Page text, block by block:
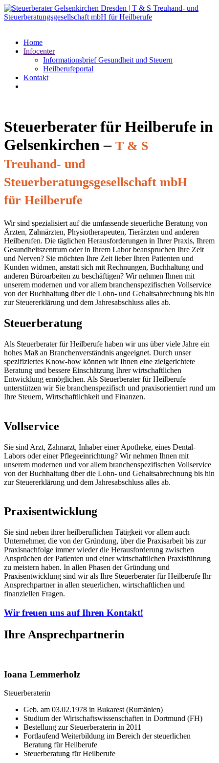
Home
Infocenter
Informationsbrief Gesundheit und Steuern
Heilberufeportal
Kontakt
Steuerberater für Heilberufe in
Gelsenkirchen – T & S
Treuhand- und
Steuerberatungsgesellschaft mbH
für Heilberufe
Wir sind spezialisiert auf die umfassende steuerliche Beratung von
Ärzten, Zahnärzten, Physiotherapeuten, Tierärzten und anderen
Heilberufen. Die täglichen Herausforderungen in Ihrer Praxis, Ihrem
Gesundheitszentrum oder in Ihrem Labor beanspruchen Ihre Zeit
und Nerven? Sie möchten Ihre Zeit lieber Ihren Patienten und
Kunden widmen, anstatt sich mit Rechnungen, Buchhaltung und
anderen Büroarbeiten zu beschäftigen? Wir nehmen Ihnen mit
unserem modernen und vor allem branchenspezifischen Vollservice
von der Buchhaltung über die Lohn- und Gehaltsabrechnung bis hin
zur Steuererklärung und dem Jahresabschluss alles ab.
Steuerberatung
Als Steuerberater für Heilberufe haben wir uns über viele Jahre ein
hohes Maß an Branchenverständnis angeeignet. Durch unser
spezifiziertes Know-how können wir Ihnen eine zielgerichtete
Beratung und bessere Einschätzung Ihrer wirtschaftlichen
Entwicklung ermöglichen. Als Steuerberater für Heilberufe
unterstützen wir Sie branchenspezifisch und praxisorientiert rund um
Ihre Steuern, Wirtschaftlichkeit und Finanzen.
Vollservice
Sie sind Arzt, Zahnarzt, Inhaber einer Apotheke, eines Dental-
Labors oder einer Pflegeeinrichtung? Wir nehmen Ihnen mit
unserem modernen und vor allem branchenspezifischen Vollservice
von der Buchhaltung über die Lohn- und Gehaltsabrechnung bis hin
zur Steuererklärung und dem Jahresabschluss alles ab.
Praxisentwicklung
Sie sind neben ihrer heilberuflichen Tätigkeit vor allem auch
Unternehmer, die von der Gründung, über die Praxisarbeit bis zur
Praxisnachfolge immer wieder die Herausforderung zwischen
Ansprüchen der Patienten und einer wirtschaftlichen Praxisführung
zu meistern haben. In allen Phasen der Gründung und
Praxisentwicklung sind wir als Ihre Steuerberater für Heilberufe Ihr
Ansprechpartner in allen steuerlichen, wirtschaftlichen und
finanziellen Fragen.
Wir freuen uns auf Ihren Kontakt!
Ihre Ansprechpartnerin
Ioana Lemmerholz
Steuerberaterin
Geb. am 03.02.1978 in Bukarest (Rumänien)
Studium der Wirtschaftswissenschaften in Dortmund (FH)
Bestellung zur Steuerberaterin in 2011
Fortlaufend Weiterbildung im Bereich der steuerlichen
Beratung für Heilberufe
Steuerberatung für Heilberufe